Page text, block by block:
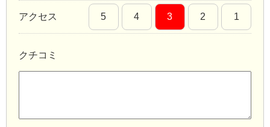
アクセス 5 4 3 2 1
クチコミ